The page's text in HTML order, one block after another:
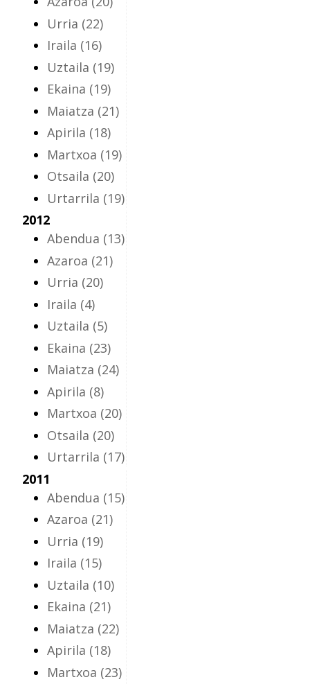
Urria (22)
Iraila (16)
Uztaila (19)
Ekaina (19)
Maiatza (21)
Apirila (18)
Martxoa (19)
Otsaila (20)
Urtarrila (19)
2012
Abendua (13)
Azaroa (21)
Urria (20)
Iraila (4)
Uztaila (5)
Ekaina (23)
Maiatza (24)
Apirila (8)
Martxoa (20)
Otsaila (20)
Urtarrila (17)
2011
Abendua (15)
Azaroa (21)
Urria (19)
Iraila (15)
Uztaila (10)
Ekaina (21)
Maiatza (22)
Apirila (18)
Martxoa (23)